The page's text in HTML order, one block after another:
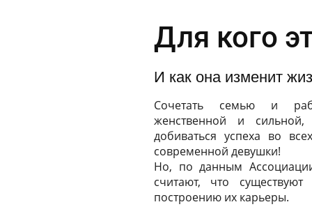
Для кого
И как она изменит
Сочетать семью и
женственной и
добиваться успеха во
современной девушки!
Но, по данным
считают, что
построению их карьеры.